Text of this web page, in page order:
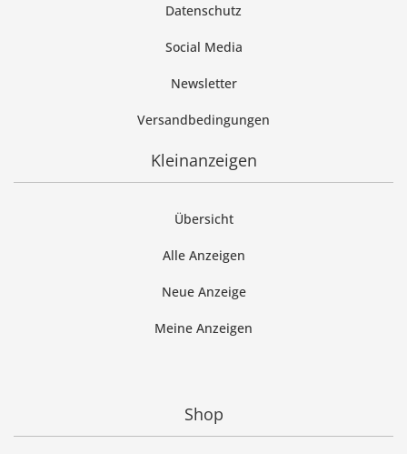
Datenschutz
Social Media
Newsletter
Versandbedingungen
Kleinanzeigen
Übersicht
Alle Anzeigen
Neue Anzeige
Meine Anzeigen
Shop